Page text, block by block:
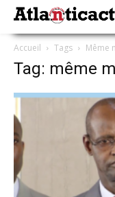
Accueil Tags Même
Tag: même